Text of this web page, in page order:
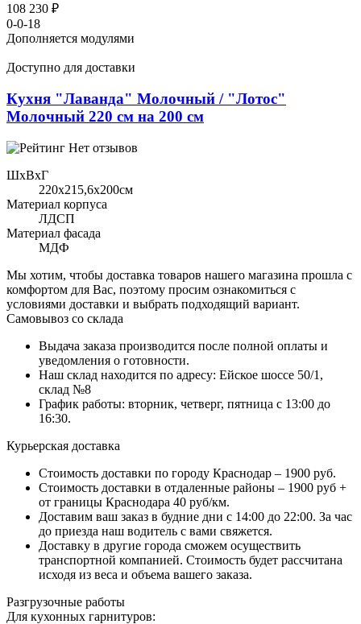
108 230 ₽
0-0-18
Дополняется модулями
Доступно для доставки
Кухня "Лаванда" Молочный / "Лотос"
Молочный 220 см на 200 см
Нет отзывов
ШхВхГ
220x215,6х200см
Материал корпуса
ЛДСП
Материал фасада
МДФ
Мы хотим, чтобы доставка товаров нашего магазина прошла с
комфортом для Вас, поэтому просим ознакомиться с
условиями доставки и выбрать подходящий вариант.
Самовывоз со склада
Выдача заказа производится после полной оплаты и
уведомления о готовности.
Наш склад находится по адресу: Ейское шоссе 50/1,
склад №8
График работы: вторник, четверг, пятница с 13:00 до
16:30.
Курьерская доставка
Стоимость доставки по городу Краснодар – 1900 руб.
Стоимость доставки в отдаленные районы – 1900 руб +
от границы Краснодара 40 руб/км.
Доставим ваш заказ в будние дни с 14:00 до 22:00. За час
до приезда наш водитель с вами свяжется.
Доставку в другие города сможем осуществить
транспортной компанией. Стоимость будет рассчитана
исходя из веса и объема вашего заказа.
Разгрузочные работы
Для кухонных гарнитуров: